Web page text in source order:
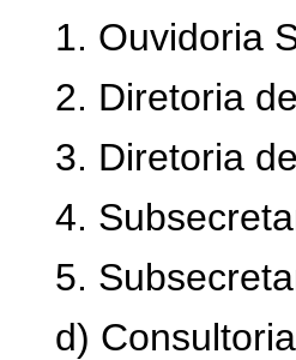
1. Ouvidoria
2. Diretoria
3. Diretoria
4.
5.
d)